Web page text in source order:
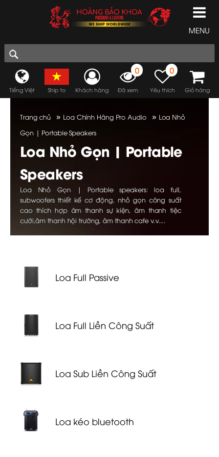
MENU
Tiếng Việt Ship to Khách hàng
0
Đã xem
0
Yêu thích Giỏ hàng
Trang chủ » Loa Chính Hãng Pro Audio » Loa Nhỏ
Gọn | Portable Speakers
Loa Nhỏ Gọn | Portable
Speakers
Loa Nhỏ Gọn | Portable speakers: loa full,
subwoofers thiết kế cơ động, nhỏ gọn công suất
cao thích hợp âm thanh sự kiện, âm thanh tiệc
cưới,âm thanh hội trường, âm thanh cafe v.v....
Loa Full Passive
Loa Full Liền Công Suất
Loa Sub Liền Công Suất
Loa kéo bluetooth